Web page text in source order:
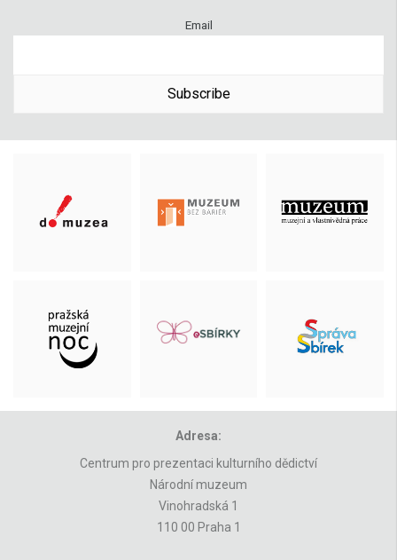
Email
Subscribe
Adresa:
Centrum pro prezentaci kulturního dědictví
Národní muzeum
Vinohradská 1
110 00 Praha 1